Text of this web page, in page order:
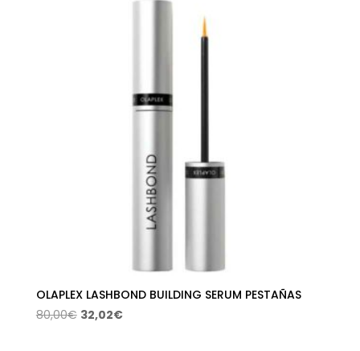
OLAPLEX LASHBOND BUILDING SERUM PESTAÑAS
80,00€ El
32,02€El